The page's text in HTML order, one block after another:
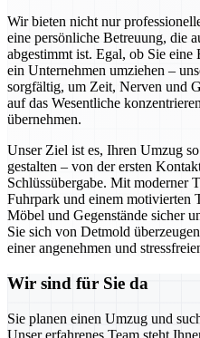
Wir bieten nicht nur
eine persönliche Betreuung, die
abgestimmt ist. Egal, ob Sie
ein Unternehmen umziehen –
sorgfältig, um Zeit, Nerven und
auf das Wesentliche
übernehmen.
Unser Ziel ist es, Ihren Umzug
gestalten – von der ersten
Schlüssübergabe. Mit moderner
Fuhrpark und einem motivierten
Möbel und Gegenstände sicher
Sie sich von Detmold
einer angenehmen und
Wir sind für Sie da
Sie planen einen Umzug und
Unser erfahrenes Team steht